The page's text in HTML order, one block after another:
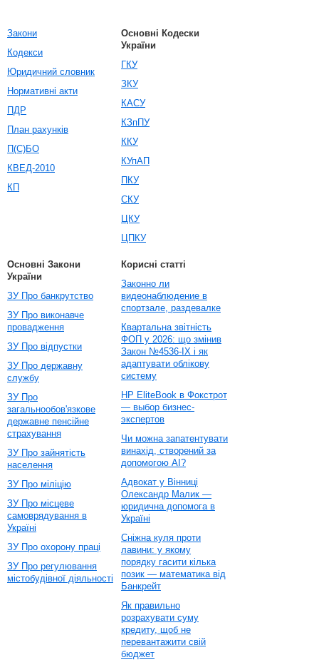
Закони
Кодекси
Юридичний словник
Нормативні акти
ПДР
План рахунків
П(С)БО
КВЕД-2010
КП
Основні Кодески
України
ГКУ
ЗКУ
КАСУ
КЗпПУ
ККУ
КУпАП
ПКУ
СКУ
ЦКУ
ЦПКУ
Основні Закони
України
ЗУ Про банкрутство
ЗУ Про виконавче
провадження
ЗУ Про відпустки
ЗУ Про державну
службу
ЗУ Про
загальнообов'язкове
державне пенсійне
страхування
ЗУ Про зайнятість
населення
ЗУ Про міліцію
ЗУ Про місцеве
самоврядування в
Україні
ЗУ Про охорону праці
ЗУ Про регулювання
містобудівної діяльності
Корисні статті
Законно ли
видеонаблюдение в
спортзале, раздевалке
Квартальна звітність
ФОП у 2026: що змінив
Закон №4536-IX і як
адаптувати облікову
систему
HP EliteBook в Фокстрот
— выбор бизнес-
экспертов
Чи можна запатентувати
винахід, створений за
допомогою AI?
Адвокат у Вінниці
Олександр Малик —
юридична допомога в
Україні
Сніжна куля проти
лавини: у якому
порядку гасити кілька
позик — математика від
Банкрейт
Як правильно
розрахувати суму
кредиту, щоб не
перевантажити свій
бюджет